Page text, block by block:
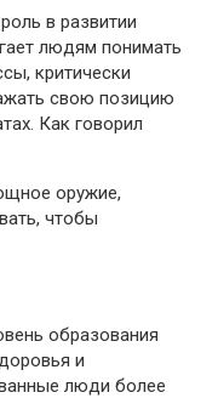
в развитии
людям понимать
критически
свою позицию
Как говорил
оружие,
чтобы
образования
и
люди более